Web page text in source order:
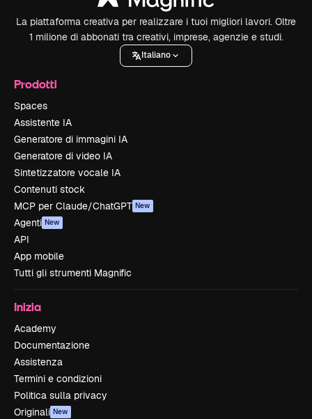
La piattaforma creativa per realizzare i tuoi migliori lavori. Oltre
1 milione di abbonati tra creativi, imprese, agenzie e studi.
Italiano
Prodotti
Spaces
Assistente IA
Generatore di immagini IA
Generatore di video IA
Sintetizzatore vocale IA
Contenuti stock
MCP per Claude/ChatGPT New
Agenti New
API
App mobile
Tutti gli strumenti Magnific
Inizia
Academy
Documentazione
Assistenza
Termini e condizioni
Politica sulla privacy
Originali New